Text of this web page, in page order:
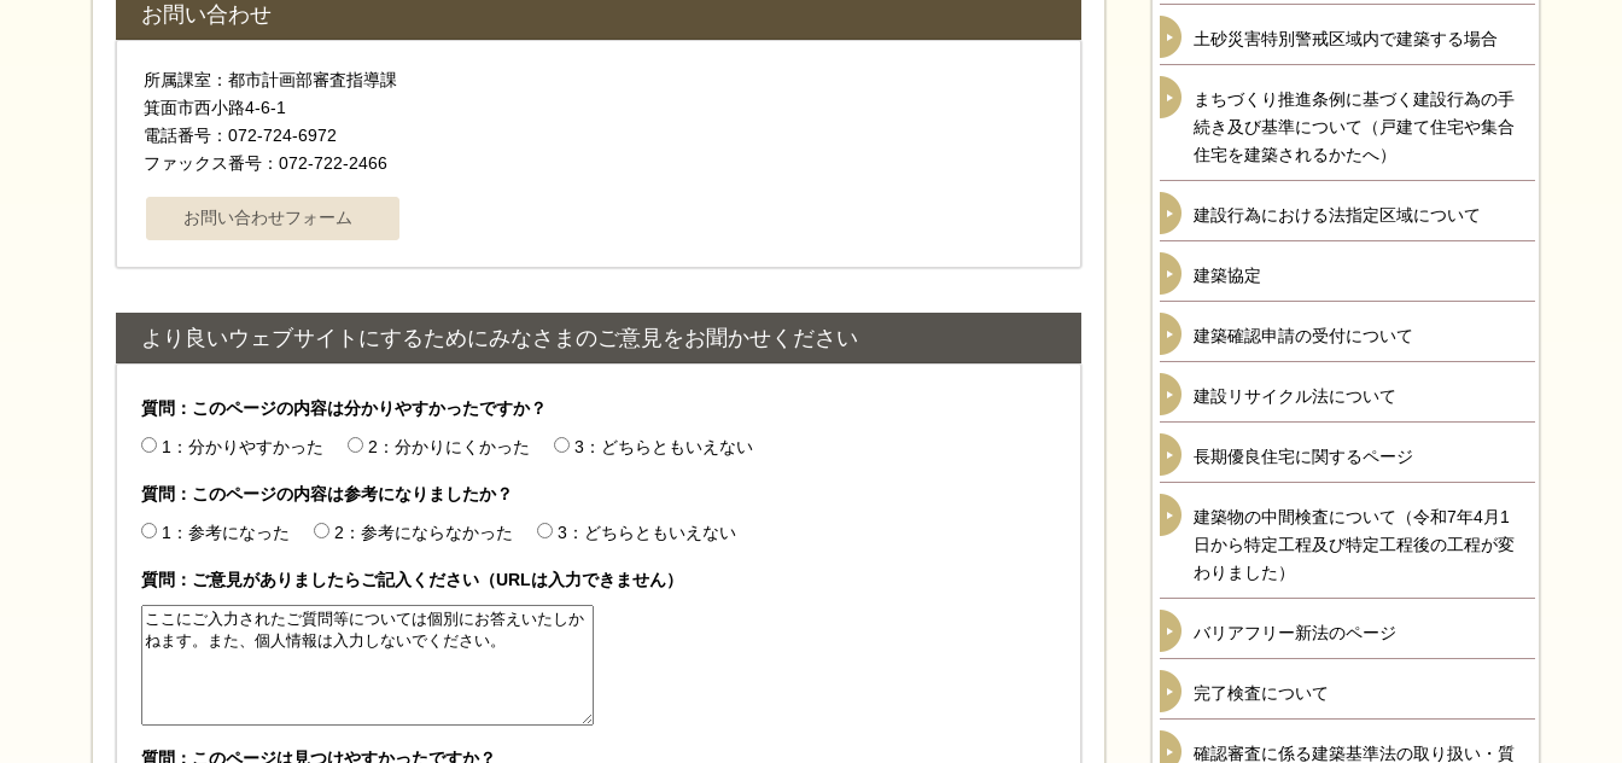
お問い合わせ
所属課室：都市計画部審査指導課
箕面市西小路4‐6‐1
電話番号：072-724-6972
ファックス番号：072-722-2466
より良いウェブサイトにするためにみなさまのご意見をお聞かせください
質問：このページの内容は分かりやすかったですか？
1：分かりやすかった
2：分かりにくかった 3：どちらともいえない
質問：このページの内容は参考になりましたか？
1：参考になった
2：参考にならなかった 3：どちらともいえない
質問：ご意見がありましたらご記入ください（URLは入力できません）
質問：このページは見つけやすかったですか？
土砂災害特別警戒区域内で建築する場合
まちづくり推進条例に基づく建設行為の手
続き及び基準について（戸建て住宅や集合
住宅を建築されるかたへ）
建設行為における法指定区域について
建築協定
建築確認申請の受付について
建設リサイクル法について
長期優良住宅に関するページ
建築物の中間検査について（令和7年4月1
日から特定工程及び特定工程後の工程が変
わりました）
バリアフリー新法のページ
完了検査について
確認審査に係る建築基準法の取り扱い・質